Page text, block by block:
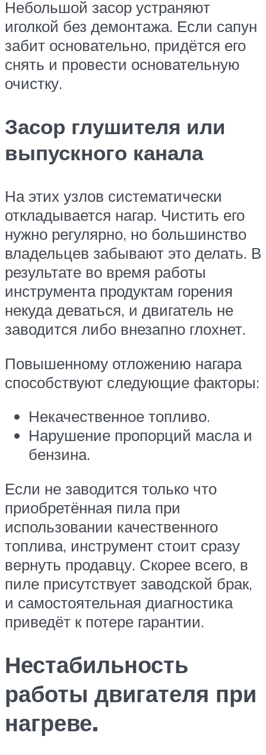
Небольшой засор устраняют
иголкой без демонтажа. Если сапун
забит основательно, придётся его
снять и провести основательную
очистку.
Засор глушителя или
выпускного канала
На этих узлов систематически
откладывается нагар. Чистить его
нужно регулярно, но большинство
владельцев забывают это делать. В
результате во время работы
инструмента продуктам горения
некуда деваться, и двигатель не
заводится либо внезапно глохнет.
Повышенному отложению нагара
способствуют следующие факторы:
Некачественное топливо.
Нарушение пропорций масла и
бензина.
Если не заводится только что
приобретённая пила при
использовании качественного
топлива, инструмент стоит сразу
вернуть продавцу. Скорее всего, в
пиле присутствует заводской брак,
и самостоятельная диагностика
приведёт к потере гарантии.
Нестабильность
работы двигателя при
нагреве.